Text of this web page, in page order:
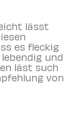
lässt
es fleckig
und
läst such
von